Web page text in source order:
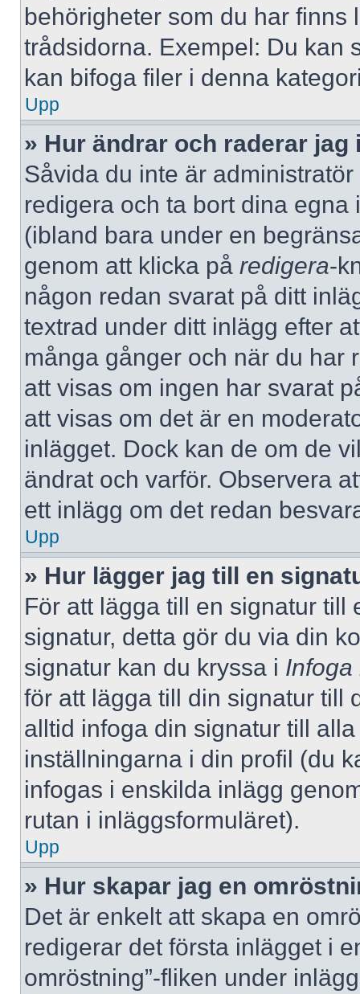
behörigheter som du har finns
trådsidorna. Exempel: Du kan
kan bifoga filer i denna
Upp
» Hur ändrar och raderar jag
Såvida du inte är
redigera och ta bort dina
(ibland bara under en
genom att klicka på redigera-
någon redan svarat på ditt
textrad under ditt inlägg efter
många gånger och när du har
att visas om ingen har svarat
att visas om det är en
inlägget. Dock kan de om de
ändrat och varför. Observera
ett inlägg om det redan
Upp
» Hur lägger jag till en
För att lägga till en signatur till
signatur, detta gör du via din
signatur kan du kryssa i Infoga
för att lägga till din signatur till
alltid infoga din signatur till
inställningarna i din profil (du
infogas i enskilda inlägg
rutan i inläggsformuläret).
Upp
» Hur skapar jag en
Det är enkelt att skapa en
redigerar det första inlägget i
omröstning”-fliken under